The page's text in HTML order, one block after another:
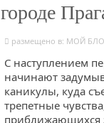
городе
размещено в: МОЙ
С наступлением
начинают
каникулы, куда
трепетные
приближающихся